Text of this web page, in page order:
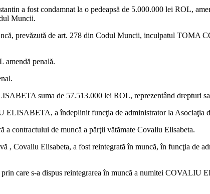
a fost condamnat la o pedeapsă de 5.000.000 lei ROL,
Muncii.
prevăzută de art. 278 din Codul Muncii, inculpatul
amendă penală.
suma de 57.513.000 lei ROL, reprezentând drepturi
ELISABETA, a îndeplinit funcţia de administrator la Asociaţia
a contractului de muncă a părţii vătămate Covaliu Elisabeta.
Covaliu Elisabeta, a fost reintegrată în muncă, în funcţia de
care s-a dispus reintegrarea în muncă a numitei